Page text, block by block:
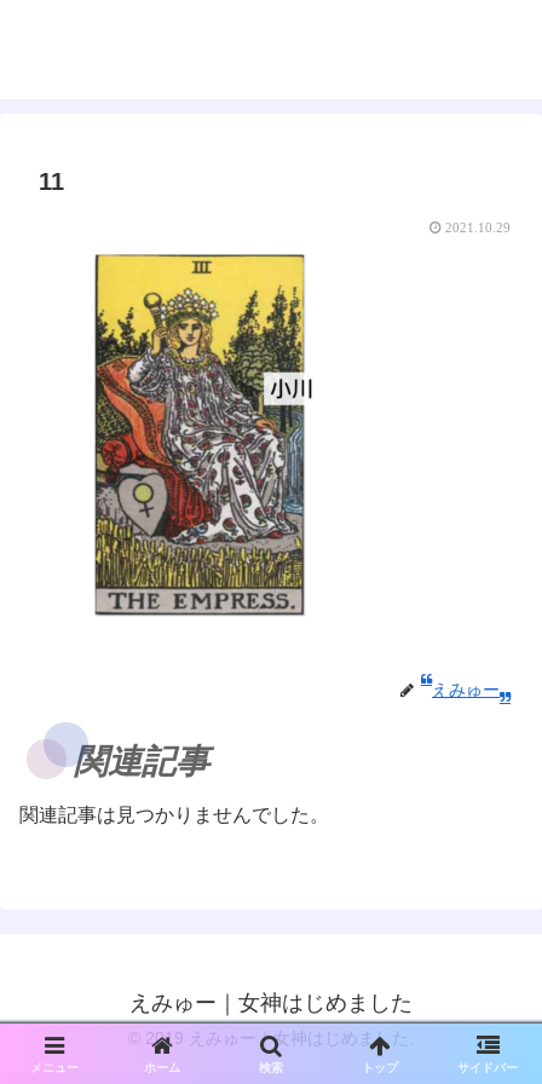
11
2021.10.29
えみゅー
関連記事
関連記事は見つかりませんでした。
えみゅー｜女神はじめました
© 2019 えみゅー｜女神はじめました.
メニュー ホーム 検索 トップ サイドバー